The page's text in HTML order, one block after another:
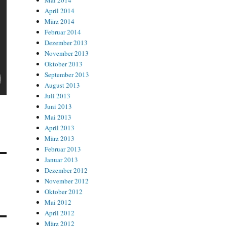
April 2014
März 2014
Februar 2014
Dezember 2013
November 2013
Oktober 2013
September 2013
August 2013
Juli 2013
Juni 2013
Mai 2013
April 2013
März 2013
Februar 2013
Januar 2013
Dezember 2012
November 2012
Oktober 2012
Mai 2012
April 2012
März 2012